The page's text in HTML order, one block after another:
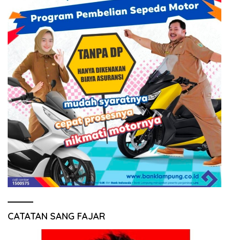
CATATAN SANG FAJAR